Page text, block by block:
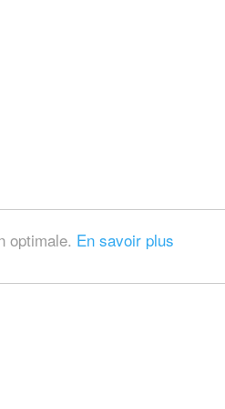
optimale. En savoir plus